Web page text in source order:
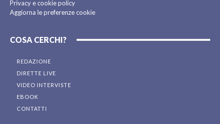
Privacy e cookie policy
Aggiorna le preferenze cookie
COSA CERCHI?
REDAZIONE
DIRETTE LIVE
VIDEO INTERVISTE
EBOOK
CONTATTI